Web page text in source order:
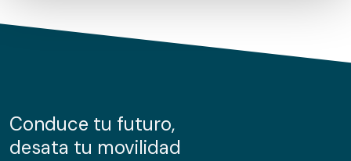
de cookies.
información sobre el uso que haga del sitio web con
nuestros partners de redes sociales, publicidad y análisis
Conduce tu futuro,
desata tu movilidad